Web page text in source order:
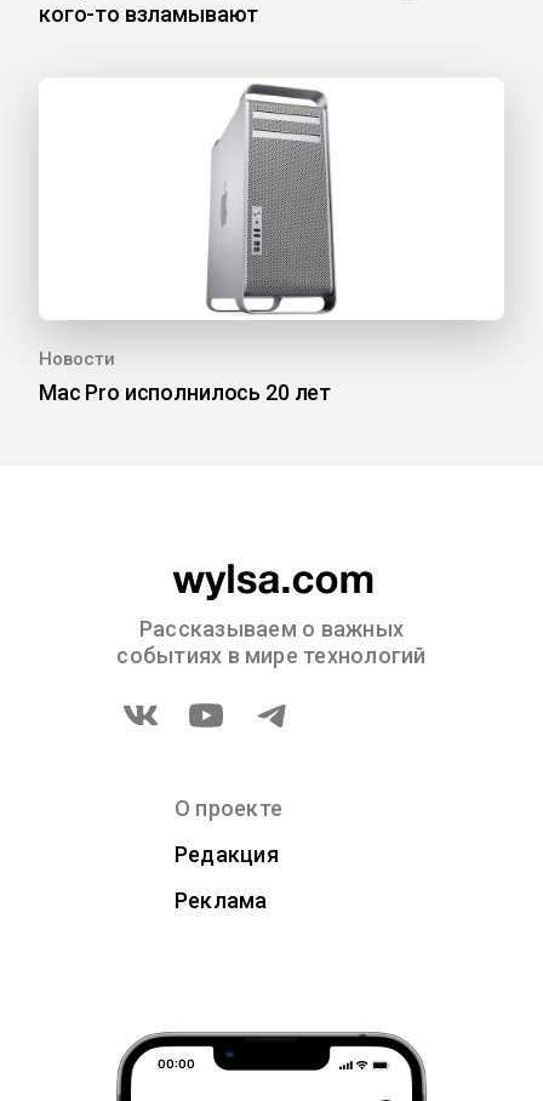
кого-то взламывают
Новости
Mac Pro исполнилось 20 лет
Рассказываем о важных
событиях в мире технологий
О проекте
Редакция
Реклама
00:00